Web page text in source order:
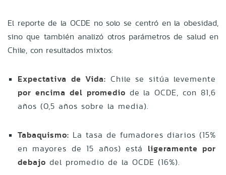
El reporte de la OCDE no solo se centró en la obesidad,
sino que también analizó otros parámetros de salud en
Chile, con resultados mixtos:
Expectativa de Vida: Chile se sitúa levemente
por encima del promedio de la OCDE, con 81,6
años (0,5 años sobre la media).
Tabaquismo: La tasa de fumadores diarios (15%
en mayores de 15 años) está ligeramente por
debajo del promedio de la OCDE (16%).